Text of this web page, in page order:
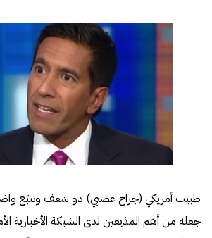
طبيب أمريكي (جراح عصبي) ذو شغف وتتبّع واضح